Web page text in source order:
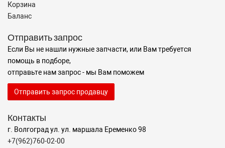
Корзина
Баланс
Отправить запрос
Если Вы не нашли нужные запчасти, или Вам требуется
помощь в подборе,
отправьте нам запрос - мы Вам поможем
Отправить запрос продавцу
Контакты
г. Волгоград ул. ул. маршала Еременко 98
+7(962)760-02-00